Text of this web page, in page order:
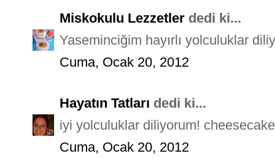
Miskokulu Lezzetler dedi ki...
Yaseminciğim hayırlı yolculuklar
Cuma, Ocak 20, 2012
Hayatın Tatları dedi ki...
iyi yolculuklar diliyorum!
Cuma, Ocak 20, 2012